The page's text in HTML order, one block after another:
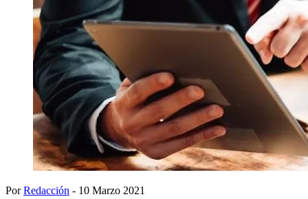
PorRedacción - 10 Marzo 2021